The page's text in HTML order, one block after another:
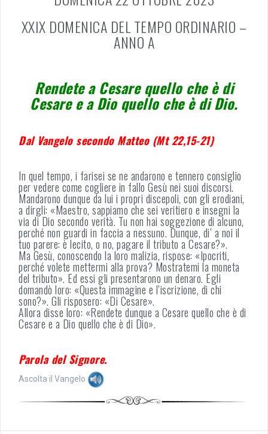
XXIX DOMENICA DEL TEMPO ORDINARIO –
ANNO A
Rendete a Cesare quello che è di
Cesare e a Dio quello che è di Dio.
Dal Vangelo secondo Matteo (Mt 22,15-21)
In quel tempo, i farisei se ne andarono e tennero consiglio
per vedere come cogliere in fallo Gesù nei suoi discorsi.
Mandarono dunque da lui i propri discepoli, con gli erodiani,
a dirgli: «Maestro, sappiamo che sei veritiero e insegni la
via di Dio secondo verità. Tu non hai soggezione di alcuno,
perché non guardi in faccia a nessuno. Dunque, di’ a noi il
tuo parere: è lecito, o no, pagare il tributo a Cesare?».
Ma Gesù, conoscendo la loro malizia, rispose: «Ipocriti,
perché volete mettermi alla prova? Mostratemi la moneta
del tributo». Ed essi gli presentarono un denaro. Egli
domandò loro: «Questa immagine e l’iscrizione, di chi
sono?». Gli risposero: «Di Cesare».
Allora disse loro: «Rendete dunque a Cesare quello che è di
Cesare e a Dio quello che è di Dio».
Parola del Signore.
Ascolta il Vangelo